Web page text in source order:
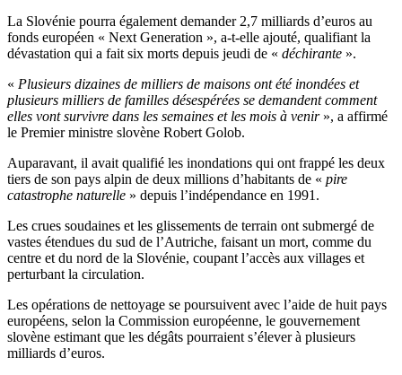
La Slovénie pourra également demander 2,7 milliards d’euros au
fonds européen « Next Generation », a-t-elle ajouté, qualifiant la
dévastation qui a fait six morts depuis jeudi de « déchirante ».
« Plusieurs dizaines de milliers de maisons ont été inondées et
plusieurs milliers de familles désespérées se demandent comment
elles vont survivre dans les semaines et les mois à venir », a affirmé
le Premier ministre slovène Robert Golob.
Auparavant, il avait qualifié les inondations qui ont frappé les deux
tiers de son pays alpin de deux millions d’habitants de « pire
catastrophe naturelle » depuis l’indépendance en 1991.
Les crues soudaines et les glissements de terrain ont submergé de
vastes étendues du sud de l’Autriche, faisant un mort, comme du
centre et du nord de la Slovénie, coupant l’accès aux villages et
perturbant la circulation.
Les opérations de nettoyage se poursuivent avec l’aide de huit pays
européens, selon la Commission européenne, le gouvernement
slovène estimant que les dégâts pourraient s’élever à plusieurs
milliards d’euros.